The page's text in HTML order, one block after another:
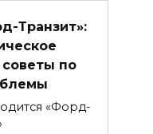
Транзит»:
советы по
«Форд-